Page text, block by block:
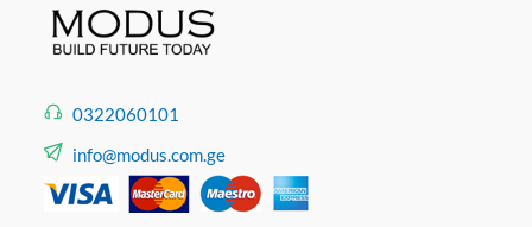
0322060101
info@modus.com.ge